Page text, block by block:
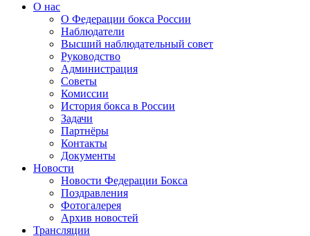
О нас
О Федерации бокса России
Наблюдатели
Высший наблюдательный совет
Руководство
Администрация
Советы
Комиссии
История бокса в России
Задачи
Партнёры
Контакты
Документы
Новости
Новости Федерации Бокса
Поздравления
Фотогалерея
Архив новостей
Трансляции